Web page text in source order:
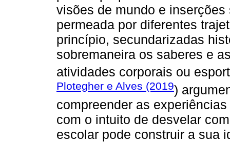
visões de mundo e
permeada por diferentes
princípio, secundarizadas
sobremaneira os saberes e
atividades corporais ou
Plotegher e Alves (2019)
compreender as
com o intuito de desvelar
escolar pode construir a sua